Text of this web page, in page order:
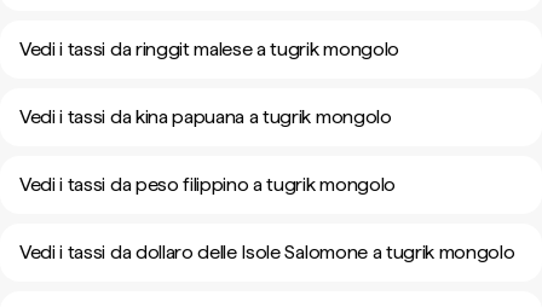
Vedi i tassi da ringgit malese a tugrik mongolo
Vedi i tassi da kina papuana a tugrik mongolo
Vedi i tassi da peso filippino a tugrik mongolo
Vedi i tassi da dollaro delle Isole Salomone a tugrik mongolo